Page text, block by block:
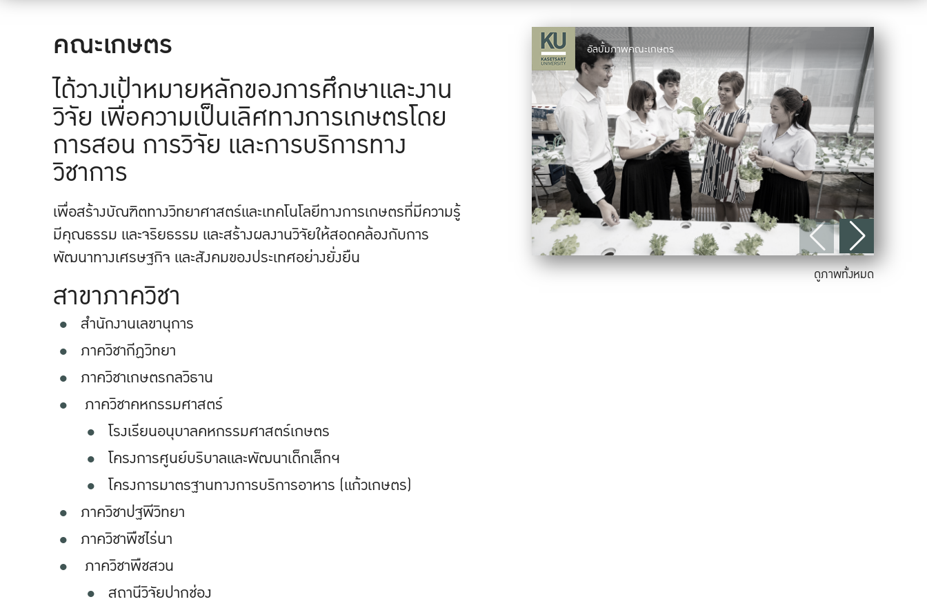
คณะเกษตร
ได้วางเป้าหมายหลักของการศึกษาและงาน
วิจัย เพื่อความเป็นเลิศทางการเกษตรโดย
การสอน การวิจัย และการบริการทาง
วิชาการ
เพื่อสร้างบัณฑิตทางวิทยาศาสตร์และเทคโนโลยีทางการเกษตรที่มีความรู้
มีคุณธรรม และจริยธรรม และสร้างผลงานวิจัยให้สอดคล้องกับการ
พัฒนาทางเศรษฐกิจ และสังคมของประเทศอย่างยั่งยืน
สาขาภาควิชา
สำนักงานเลขานุการ
ภาควิชากีฏวิทยา
ภาควิชาเกษตรกลวิธาน
ภาควิชาคหกรรมศาสตร์
โรงเรียนอนุบาลคหกรรมศาสตร์เกษตร
โครงการศูนย์บริบาลและพัฒนาเด็กเล็กฯ
โครงการมาตรฐานทางการบริการอาหาร (แก้วเกษตร)
ภาควิชาปฐพีวิทยา
ภาควิชาพืชไร่นา
ภาควิชาพืชสวน
สถานีวิจัยปากช่อง
อัลบั้มภาพคณะเกษตร
ดูภาพทั้งหมด